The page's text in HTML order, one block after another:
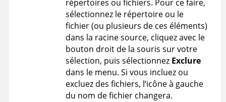
répertoires ou fichiers. Pour ce faire,
sélectionnez le répertoire ou le
fichier (ou plusieurs de ces éléments)
dans la racine source, cliquez avec le
bouton droit de la souris sur votre
sélection, puis sélectionnez Exclure
dans le menu. Si vous incluez ou
excluez des fichiers, l’icône à gauche
du nom de fichier changera.